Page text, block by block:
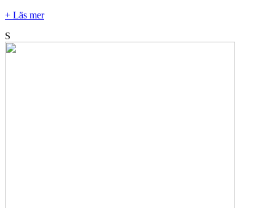
+ Läs mer
S